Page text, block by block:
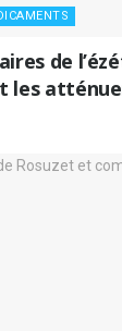
de
les